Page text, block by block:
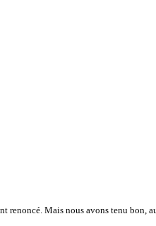
renoncé. Mais nous avons tenu bon,